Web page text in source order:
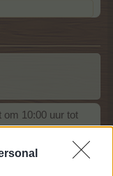
om 10:00 uur tot